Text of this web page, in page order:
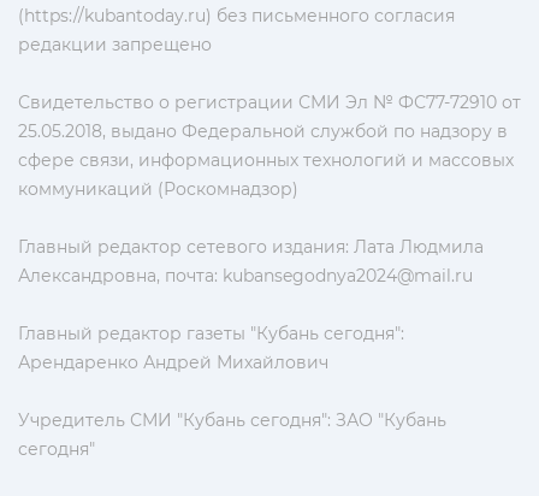
(https://kubantoday.ru) без письменного согласия
редакции запрещено
Свидетельство о регистрации СМИ Эл № ФС77-72910 от
25.05.2018, выдано Федеральной службой по надзору в
сфере связи, информационных технологий и массовых
коммуникаций (Роскомнадзор)
Главный редактор сетевого издания: Лата Людмила
Александровна, почта: kubansegodnya2024@mail.ru
Главный редактор газеты "Кубань сегодня":
Арендаренко Андрей Михайлович
Учредитель СМИ "Кубань сегодня": ЗАО "Кубань
сегодня"